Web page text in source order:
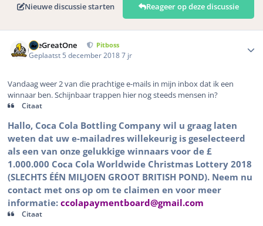
Nieuwe discussie starten Reageer op deze discussie
TheGreatOne Pitboss
Geplaatst 5 december 20187 jr
Vandaag weer 2 van die prachtige e-mails in mijn inbox dat ik een
winnaar ben. Schijnbaar trappen hier nog steeds mensen in?
Citaat
Hallo, Coca Cola Bottling Company wil u graag laten
weten dat uw e-mailadres willekeurig is geselecteerd
als een van onze gelukkige winnaars voor de £
1.000.000 Coca Cola Worldwide Christmas Lottery 2018
(SLECHTS ÉÉN MILJOEN GROOT BRITISH POND). Neem nu
contact met ons op om te claimen en voor meer
informatie: ccolapaymentboard@gmail.com
Citaat